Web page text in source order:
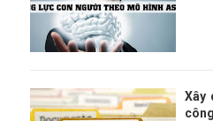
Xây